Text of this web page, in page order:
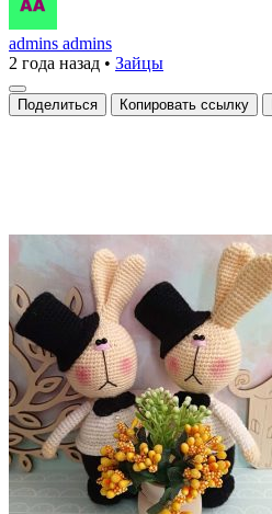
МК
Зайка
Джентльмен
admins admins
2 года назад • Зайцы
Поделиться Копировать ссылку